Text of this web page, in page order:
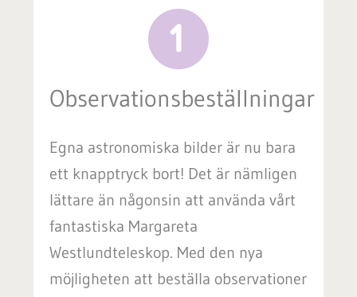
Observationsbeställningar
Egna astronomiska bilder är nu bara
ett knapptryck bort! Det är nämligen
lättare än någonsin att använda vårt
fantastiska Margareta
Westlundteleskop. Med den nya
möjligheten att beställa observationer